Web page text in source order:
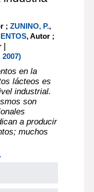
;ZUNINO, P.,
, Autor ;
|
2007)
en la
lácteos es
industrial.
son
a producir
muchos